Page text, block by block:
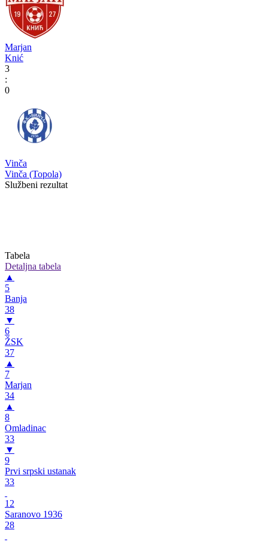
Marjan
Knić
3
:
0
Vinča
Vinča (Topola)
Službeni rezultat
Tabela
Detaljna tabela
▲
5
Banja
38
▼
6
ŽSK
37
▲
7
Marjan
34
▲
8
Omladinac
33
▼
9
Prvi srpski ustanak
33
12
Saranovo 1936
28